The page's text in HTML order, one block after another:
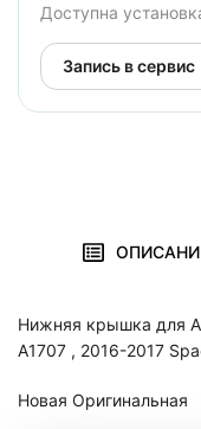
Доступна
Запись в сервис
Нижняя крышка для
A1707 , 2016-2017
Новая Оригинальная